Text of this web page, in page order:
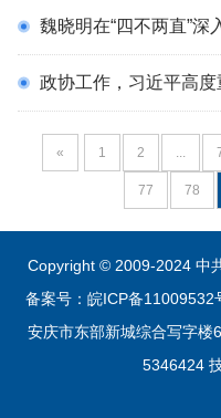
魏晓明在“四不两直”深入社区调研时强调
政协工作，习近平高度
« 1 2 ...
77 78
Copyright © 2009-2024 中
备案号：皖ICP备11009532
安庆市东部新城综合写字楼
5346424